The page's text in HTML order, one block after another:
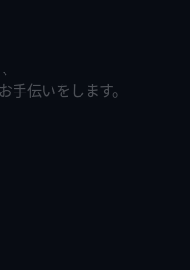
手伝いをします。